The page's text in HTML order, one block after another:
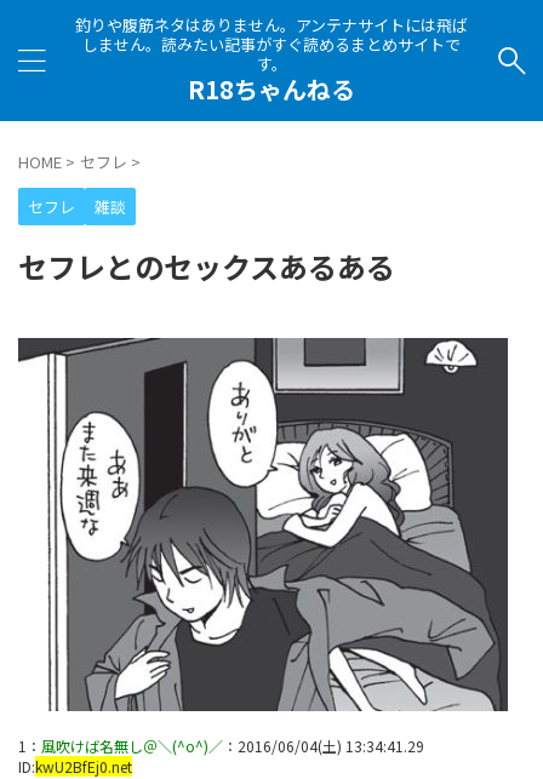
釣りや腹筋ネタはありません。アンテナサイトには飛ば
しません。読みたい記事がすぐ読めるまとめサイトで
す。
R18ちゃんねる
HOME > セフレ >
セフレ
雑談
セフレとのセックスあるある
1 ： 風吹けば名無し＠＼(^o^)／ ： 2016/06/04(土) 13:34:41.29
ID:kwU2BfEj0.net